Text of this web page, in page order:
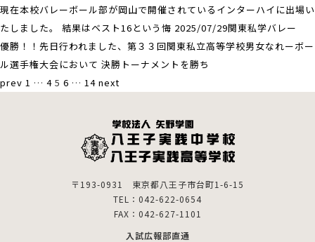
現在本校バレーボール部が岡山で開催されているインターハイに出場い
たしました。 結果はベスト16という悔 2025/07/29関東私学バレー
優勝！！先日行われました、第３３回関東私立高等学校男女なれーボー
ル選手権大会において 決勝トーナメントを勝ち
prev 1 … 4 5 6 … 14 next
〒193-0931 東京都八王子市台町1-6-15
TEL：042-622-0654
FAX：042-627-1101
入試広報部直通